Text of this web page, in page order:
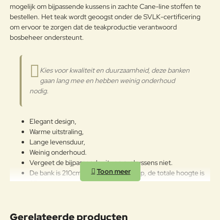
Verder
mogelijk om bijpassende kussens in zachte Cane-line stoffen te
bestellen. Het teak wordt geoogst onder de SVLK-certificering
om ervoor te zorgen dat de teakproductie verantwoord
bosbeheer ondersteunt.
Kies voor kwaliteit en duurzaamheid, deze banken
gaan lang mee en hebben weinig onderhoud
nodig.
Elegant design,
Warme uitstraling,
Lange levensduur,
Weinig onderhoud.
Vergeet de bijpassende zit- en rugkussens niet.
De bank is 210cm breed en 64cm diep, de totale hoogte is
85cm.
Het gewicht is 42kg, waait dus niet zomaar weg.
Gerelateerde producten